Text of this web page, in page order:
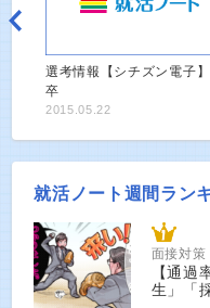
選考情報【シチズン電子
卒
2015.05.22
就活ノート週間ラン
面接対策
【通過
生」「